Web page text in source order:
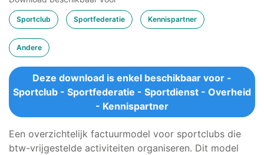
Sportclub Sportfederatie Kennispartner
Andere
Deze download is enkel beschikbaar voor -
Sportclub - Sportfederatie - Sportdienst - Overheid
- Kennispartner
Een overzichtelijk factuurmodel voor sportclubs die
btw-vrijgestelde activiteiten organiseren. Dit model